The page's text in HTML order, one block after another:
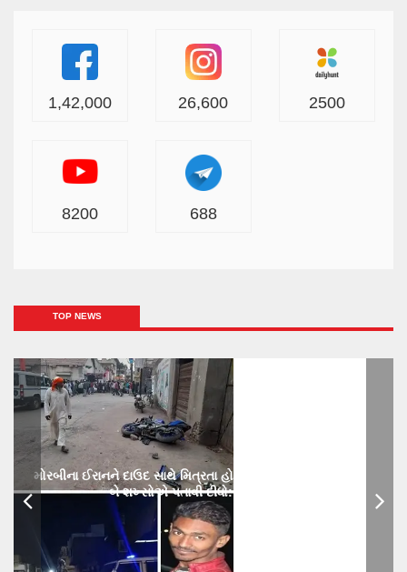
1,42,000 26,600 2500
8200 688
TOP NEWS
મોરબીના ઈરાનને દાઉદ સાથે મિત્રતા હોય છાતીમાં છરીનો ઘા ઝીકિને
બે શખ્સોએ પતાવી દીધો: ગુનો નોંધાયો